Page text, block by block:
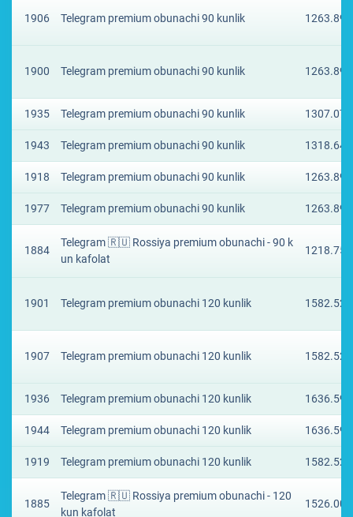
1906 Telegram premium obunachi 90 kunlik
1900 Telegram premium obunachi 90 kunlik
1935 Telegram premium obunachi 90 kunlik
1943 Telegram premium obunachi 90 kunlik
1918 Telegram premium obunachi 90 kunlik
1977 Telegram premium obunachi 90 kunlik
1884
Telegram 🇷🇺 Rossiya premium obunachi - 90 k
un kafolat
1901 Telegram premium obunachi 120 kunlik
1907 Telegram premium obunachi 120 kunlik
1936 Telegram premium obunachi 120 kunlik
1944 Telegram premium obunachi 120 kunlik
1919 Telegram premium obunachi 120 kunlik
1885
Telegram 🇷🇺 Rossiya premium obunachi - 120
kun kafolat